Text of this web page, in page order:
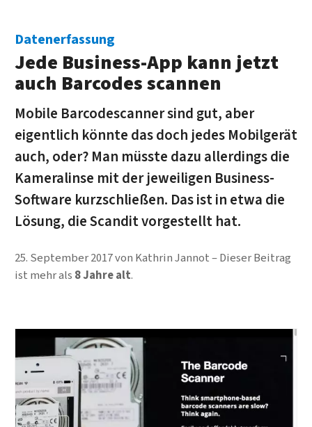
Datenerfassung
Jede Business-App kann jetzt
auch Bar­codes scannen
Mobile Barcode­scanner sind gut, aber
eigent­lich könnte das doch jedes Mobil­gerät
auch, oder? Man müsste dazu aller­dings die
Kamera­linse mit der je­weiligen Business-
Soft­ware kurz­schließen. Das ist in etwa die
Lösung, die Scan­dit vorgestellt hat.
25. September 2017von Kathrin Jannot
Dieser Beitrag
ist mehr als 8 Jahre alt.